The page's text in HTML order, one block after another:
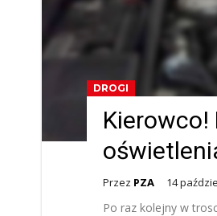
DROGI
Kierowco!
Przez PZA 14
Po raz kolejny w